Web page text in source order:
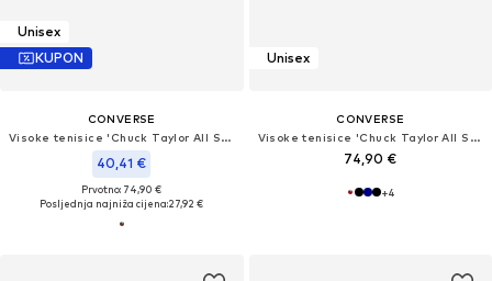
Unisex
KUPON
CONVERSE
Visoke tenisice 'Chuck Taylor All Star'
40,41 €
Prvotno: 74,90 €
Posljednja najniža cijena:27,92 €
Unisex
CONVERSE
Visoke tenisice 'Chuck Taylor All Star'
74,90 €
+4